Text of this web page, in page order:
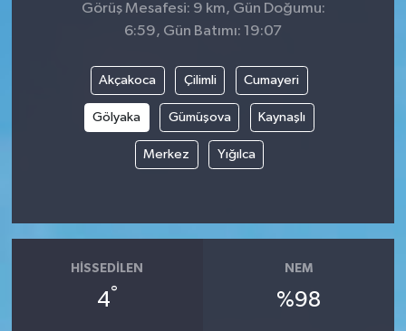
Görüş Mesafesi: 9 km, Gün Doğumu:
6:59, Gün Batımı: 19:07
Akçakoca Çilimli Cumayeri
Gölyaka Gümüşova Kaynaşlı
Merkez Yığılca
HISSEDILEN
4°
NEM
%98